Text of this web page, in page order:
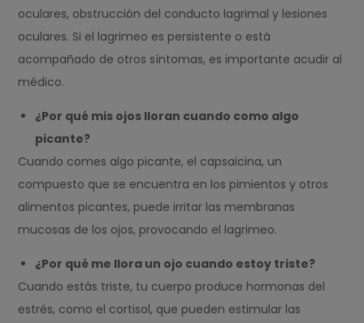
oculares, obstrucción del conducto lagrimal y lesiones
oculares. Si el lagrimeo es persistente o está
acompañado de otros síntomas, es importante acudir al
médico.
¿Por qué mis ojos lloran cuando como algo
picante?
Cuando comes algo picante, el capsaicina, un
compuesto que se encuentra en los pimientos y otros
alimentos picantes, puede irritar las membranas
mucosas de los ojos, provocando el lagrimeo.
¿Por qué me llora un ojo cuando estoy triste?
Cuando estás triste, tu cuerpo produce hormonas del
estrés, como el cortisol, que pueden estimular las